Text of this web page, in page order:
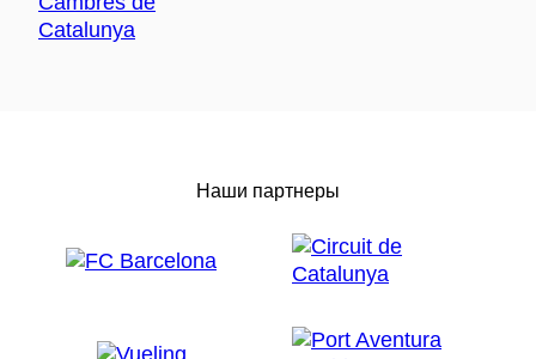
Наши партнеры